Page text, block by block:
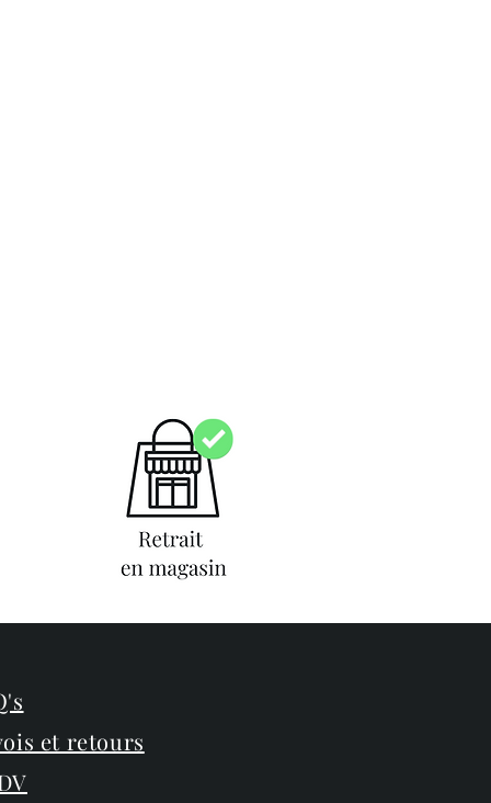
et retours